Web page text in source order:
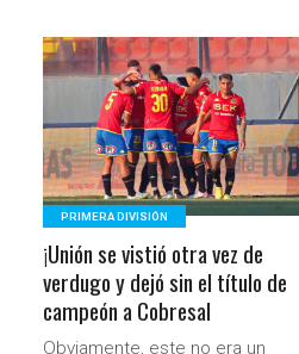
LEER MÁS
PRIMERA DIVISIÓN
¡Unión se vistió otra vez de
verdugo y dejó sin el título de
campeón a Cobresal
Obviamente, este no era un